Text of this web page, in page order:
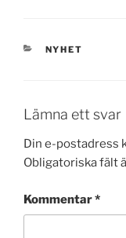
KATEGORIER
NYHET
Lämna ett svar
Din e-postadress
Obligatoriska fält
Kommentar*